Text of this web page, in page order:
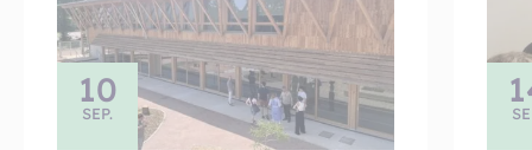
10
SEP.